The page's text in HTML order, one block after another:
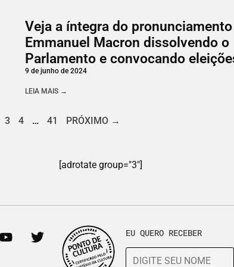
Veja a íntegra do
Emmanuel Macron dissolvendo o
Parlamento e convocando
9 de junho de 2024
LEIA MAIS →
3 4 … 41 PRÓXIMO →
[adrotate group="3"]
EU QUERO RECEBER